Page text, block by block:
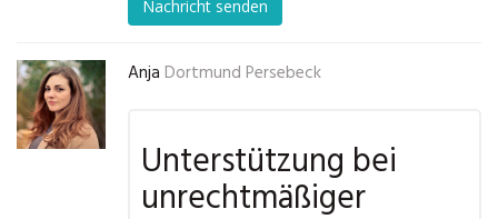
Nachricht senden
Anja Dortmund Persebeck
Unterstützung bei
unrechtmäßiger